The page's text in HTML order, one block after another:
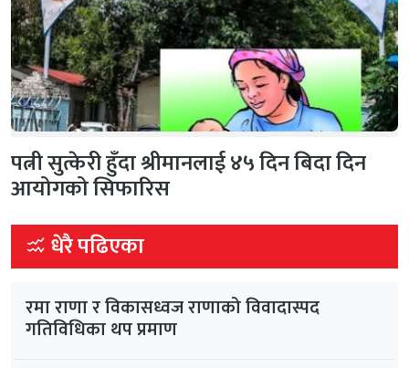
पत्नी सुत्केरी हुँदा श्रीमानलाई ४५ दिन बिदा दिन
आयोगको सिफारिस
धेरै पढिएका
रमा राणा र विकासध्वज राणाको विवादास्पद
गतिविधिका थप प्रमाण